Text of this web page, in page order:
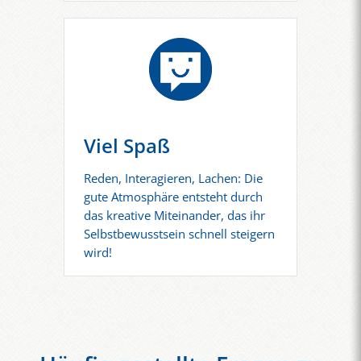
Viel Spaß
Reden, Interagieren, Lachen: Die
gute Atmosphäre entsteht durch
das kreative Miteinander, das ihr
Selbstbewusstsein schnell steigern
wird!